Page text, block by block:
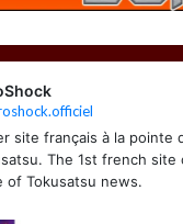
site français à la pointe
The 1st french
of Tokusatsu news.